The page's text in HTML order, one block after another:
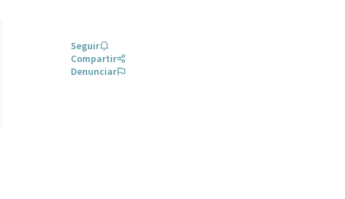
Seguir
Compartir
Denunciar